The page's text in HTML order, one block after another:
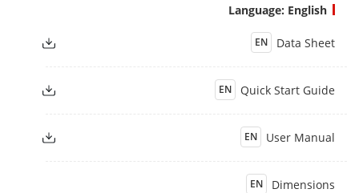
Language: English
Data Sheet
EN
Quick Start Guide
EN
User Manual
EN
Dimensions
EN